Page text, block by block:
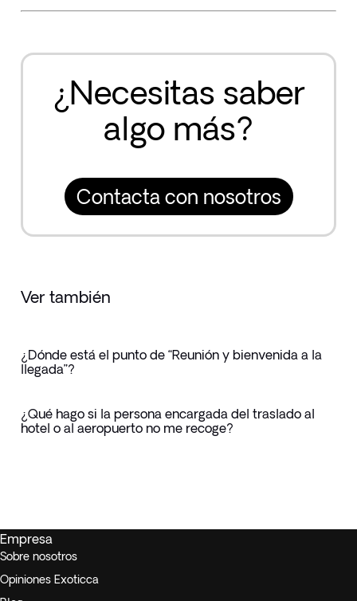
¿Necesitas saber
algo más?
Contacta con nosotros
Ver también
¿Dónde está el punto de “Reunión y bienvenida a la
llegada”?
¿Qué hago si la persona encargada del traslado al
hotel o al aeropuerto no me recoge?